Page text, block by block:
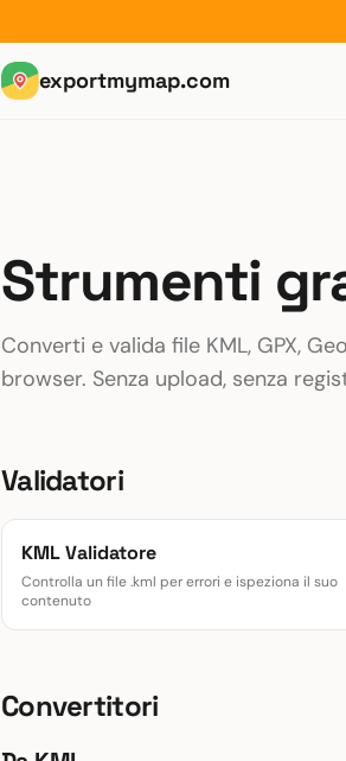
exportmymap.com
Strumenti
Converti e valida file KML, GPX,
browser. Senza upload, senza
Validatori
KML Validatore
Controlla un file .kml per errori e ispeziona il suo
contenuto
Convertitori